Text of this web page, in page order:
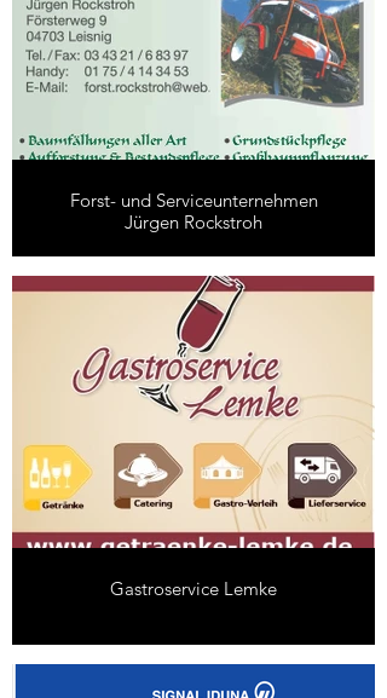
Forst- und Serviceunternehmen
Jürgen Rockstroh
Gastroservice Lemke